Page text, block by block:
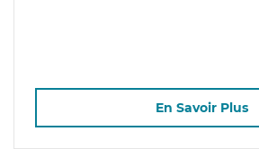
En Savoir Plus